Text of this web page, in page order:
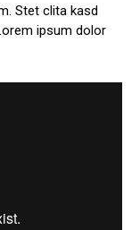
Stet clita kasd
ipsum dolor